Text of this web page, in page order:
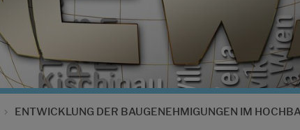
ENTWICKLUNG DER BAUGENEHMIGUNGEN IM